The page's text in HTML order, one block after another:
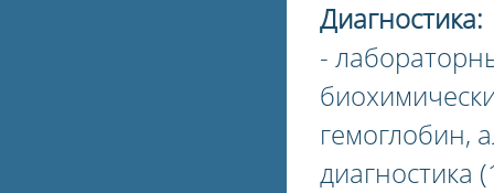
Диагностика:
-
гемоглобин,
диагностика